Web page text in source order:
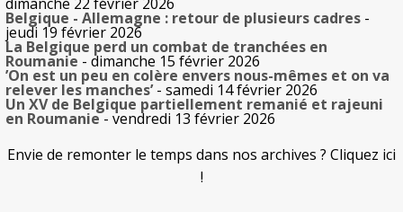
Belgique - Allemagne : retour de plusieurs cadres -
jeudi 19 février 2026
La Belgique perd un combat de tranchées en
Roumanie - dimanche 15 février 2026
’On est un peu en colère envers nous-mêmes et on va
relever les manches’- samedi 14 février 2026
Un XV de Belgique partiellement remanié et rajeuni
en Roumanie- vendredi 13 février 2026
Envie de remonter le temps dans nos archives ? Cliquez ici
!